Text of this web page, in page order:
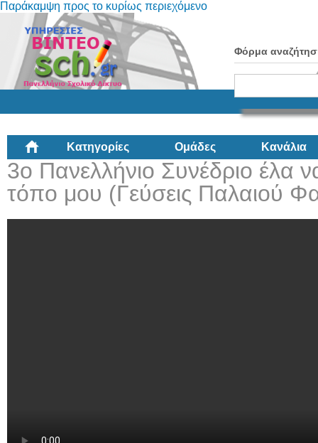
Παράκαμψη προς το κυρίως περιεχόμενο
Φόρμα
Κατηγορίες Ομάδες Κανάλια
3ο Πανελλήνιο Συνέδριο έλα
τόπο μου (Γεύσεις Παλαιού